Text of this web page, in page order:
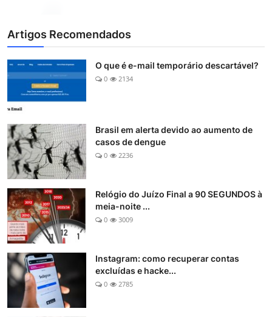
Artigos Recomendados
O que é e-mail temporário descartável?
0 2134
Brasil em alerta devido ao aumento de
casos de dengue
0 2236
Relógio do Juízo Final a 90 SEGUNDOS à
meia-noite ...
0 3009
Instagram: como recuperar contas
excluídas e hacke...
0 2785